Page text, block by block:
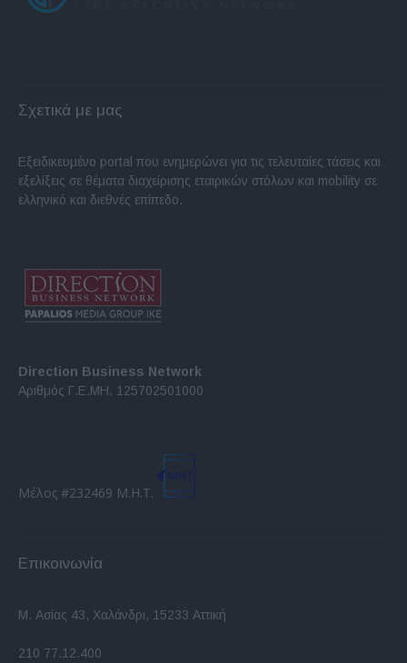
Σχετικά με μας
Εξειδικευμένο portal που ενημερώνει για τις τελευταίες τάσεις και
εξελίξεις σε θέματα διαχείρισης εταιρικών στόλων και mobility σε
ελληνικό και διεθνές επίπεδο.
Direction Business Network
Αριθμός Γ.Ε.ΜΗ. 125702501000
Μέλος #232469 Μ.Η.Τ.
Επικοινωνία
Μ. Ασίας 43, Χαλάνδρι, 15233 Αττική
210 77.12.400